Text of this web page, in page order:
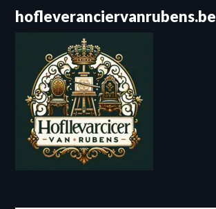
Spring
naar
hofleveranciervanrubens.be